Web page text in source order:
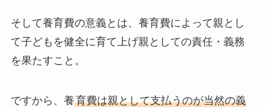
そして養育費の意義とは、養育費によって親とし
て子どもを健全に育て上げ親としての責任・義務
を果たすこと。
ですから、養育費は親として支払うのが当然の義